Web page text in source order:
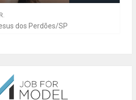
dos Perdões/SP